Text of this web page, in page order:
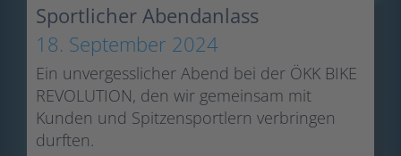
Sportlicher Abendanlass
18. September 2024
Ein unvergesslicher Abend bei der ÖKK BIKE
REVOLUTION, den wir gemeinsam mit
Kunden und Spitzensportlern verbringen
durften.